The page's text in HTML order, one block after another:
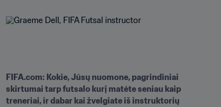
FIFA.com: Kokie, Jūsų nuomone, pagrindiniai
skirtumai tarp futsalo kurį matėte seniau kaip
treneriai, ir dabar kai žvelgiate iš instruktorių